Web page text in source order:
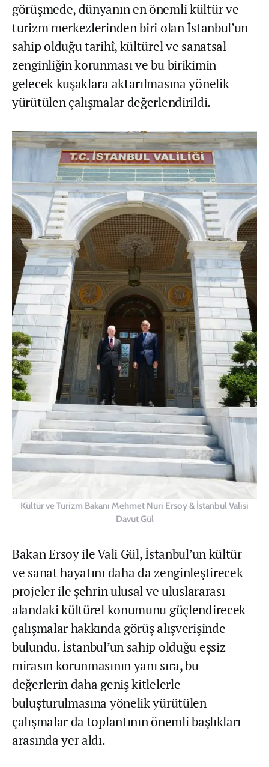
görüşmede, dünyanın en önemli kültür ve
turizm merkezlerinden biri olan İstanbul’un
sahip olduğu tarihî, kültürel ve sanatsal
zenginliğin korunması ve bu birikimin
gelecek kuşaklara aktarılmasına yönelik
yürütülen çalışmalar değerlendirildi.
Kültür ve Turizm Bakanı Mehmet Nuri Ersoy & İstanbul Valisi
Davut Gül
Bakan Ersoy ile Vali Gül, İstanbul’un kültür
ve sanat hayatını daha da zenginleştirecek
projeler ile şehrin ulusal ve uluslararası
alandaki kültürel konumunu güçlendirecek
çalışmalar hakkında görüş alışverişinde
bulundu. İstanbul’un sahip olduğu eşsiz
mirasın korunmasının yanı sıra, bu
değerlerin daha geniş kitlelerle
buluşturulmasına yönelik yürütülen
çalışmalar da toplantının önemli başlıkları
arasında yer aldı.